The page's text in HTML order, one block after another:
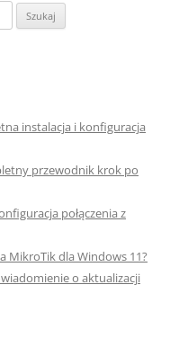
instalacja i konfiguracja
przewodnik krok po
połączenia z
MikroTik dla Windows 11?
o aktualizacji